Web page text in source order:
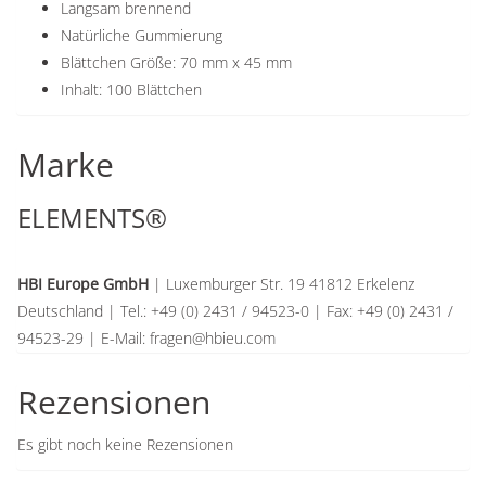
Langsam brennend
Natürliche Gummierung
Blättchen Größe: 70 mm x 45 mm
Inhalt: 100 Blättchen
Marke
ELEMENTS®
HBI Europe GmbH | Luxemburger Str. 19 41812 Erkelenz
Deutschland | Tel.: +49 (0) 2431 / 94523-0 | Fax: +49 (0) 2431 /
94523-29 | E-Mail: fragen@hbieu.com
Rezensionen
Es gibt noch keine Rezensionen